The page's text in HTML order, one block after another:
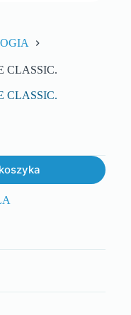
CLASSIC.
CLASSIC.